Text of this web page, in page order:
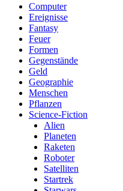
Computer
Ereignisse
Fantasy
Feuer
Formen
Gegenstände
Geld
Geographie
Menschen
Pflanzen
Science-Fiction
Alien
Planeten
Raketen
Roboter
Satelliten
Startrek